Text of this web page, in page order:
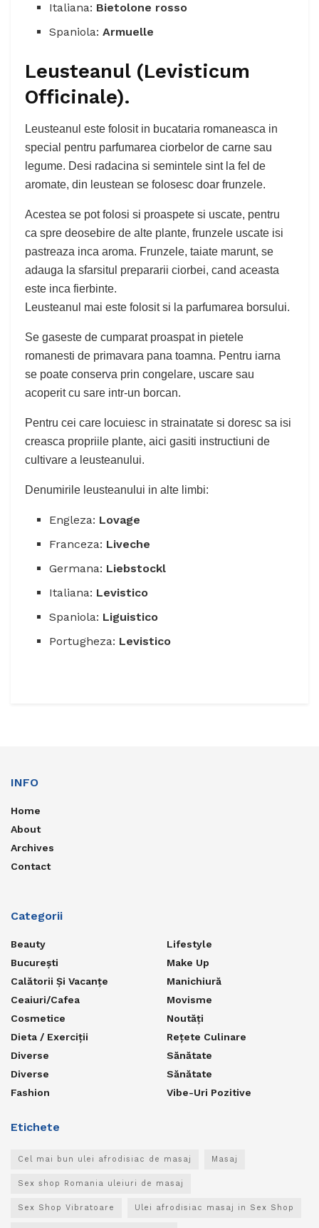
Italiana: Bietolone rosso
Spaniola:Armuelle
Leusteanul (Levisticum
Officinale).
Leusteanul este folosit in bucataria romaneasca in
special pentru parfumarea ciorbelor de carne sau
legume. Desi radacina si semintele sint la fel de
aromate, din leustean se folosesc doar frunzele.
Acestea se pot folosi si proaspete si uscate, pentru
ca spre deosebire de alte plante, frunzele uscate isi
pastreaza inca aroma. Frunzele, taiate marunt, se
adauga la sfarsitul prepararii ciorbei, cand aceasta
este inca fierbinte.
Leusteanul mai este folosit si la parfumarea borsului.
Se gaseste de cumparat proaspat in pietele
romanesti de primavara pana toamna. Pentru iarna
se poate conserva prin congelare, uscare sau
acoperit cu sare intr-un borcan.
Pentru cei care locuiesc in strainatate si doresc sa isi
creasca propriile plante, aici gasiti instructiuni de
cultivare a leusteanului.
Denumirile leusteanului in alte limbi:
Engleza: Lovage
Franceza: Liveche
Germana: Liebstockl
Italiana: Levistico
Spaniola: Liguistico
Portugheza: Levistico
INFO
Home
About
Archives
Contact
Categorii
Beauty
București
Calătorii Și Vacanțe
Ceaiuri/Cafea
Cosmetice
Dieta / Exerciții
Diverse
Diverse
Fashion
Lifestyle
Make Up
Manichiură
Movisme
Noutăți
Rețete Culinare
Sănătate
Sănătate
Vibe-Uri Pozitive
Etichete
Cel mai bun ulei afrodisiac de masaj Masaj
Sex shop Romania uleiuri de masaj
Sex Shop Vibratoare Ulei afrodisiac masaj in Sex Shop